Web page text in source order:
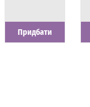
Наявність
Є в наявності
Придбати